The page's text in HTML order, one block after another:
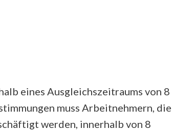
eines Ausgleichszeitraums von 8
muss Arbeitnehmern, die
werden, innerhalb von 8